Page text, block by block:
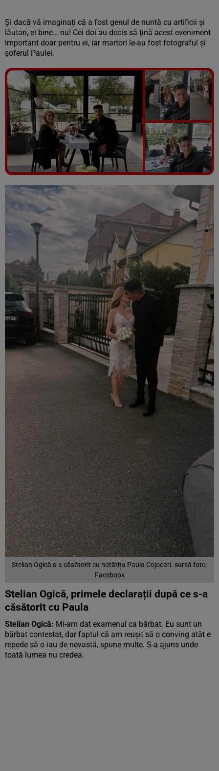
Și dacă vă imaginați că a fost genul de nuntă cu artificii și
lăutari, ei bine… nu! Cei doi au decis să țină acest eveniment
important doar pentru ei, iar martori le-au fost fotograful și
șoferul Paulei.
Vezi galeria foto
4 poze
Stelian Ogică s-a căsătorit cu notărița Paula Cojocari. sursă foto:
Facebook
Stelian Ogică, primele declarații după ce s-a
căsătorit cu Paula
Stelian Ogică: Mi-am dat examenul ca bărbat. Eu sunt un
bărbat contestat, dar faptul că am reușit să o conving atât e
repede să o iau de nevastă, spune multe. S-a ajuns unde
toată lumea nu credea.